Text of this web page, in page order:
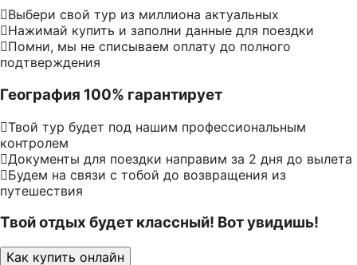
Выбери свой тур из миллиона актуальных
Нажимай купить и заполни данные для поездки
Помни, мы не списываем оплату до полного
подтверждения
География 100% гарантирует
Твой тур будет под нашим профессиональным
контролем
Документы для поездки направим за 2 дня до вылета
Будем на связи с тобой до возвращения из
путешествия
Твой отдых будет классный! Вот увидишь!
Как купить онлайн